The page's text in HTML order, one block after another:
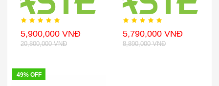
5,900,000 VNĐ
20,800,000 VNĐ
5,790,000 VNĐ
8,890,000 VNĐ
49% OFF